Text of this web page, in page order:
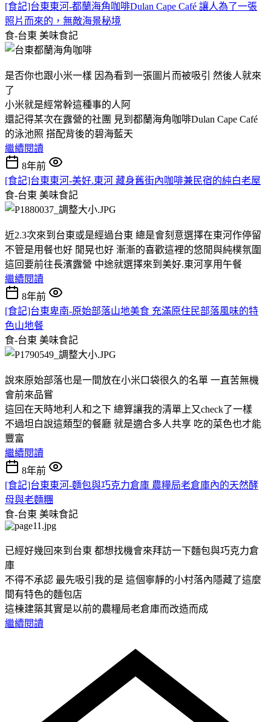
[食記]台東東河-都蘭海角咖啡Dulan Cape Café 讓人為了一張
照片而來的，無敵海景秘境
食-台東 美味食記
是否你也跟小米一樣 因為看到一張圖片而被吸引 然後人就來
了
小米就是經常幹這種事的人阿
還記得某次在露營的社團 見到都蘭海角咖啡Dulan Cape Café
的泳池照 搭配背後的碧海藍天
繼續閱讀
8年前
[食記]台東東河-美好.東河 藏身舊街內咖啡兼民宿的純白老屋
食-台東 美味食記
近2.3次來到台東或是經過台東 總是會刻意選擇在東河作停留
不管是用餐也好 閒晃也好 漸漸的喜歡這裡的悠閒與純樸氛圍
這回要前往長濱露營 中途就選擇來到美好.東河享用午餐
繼續閱讀
8年前
[食記]台東卑南-原始部落山地美食 充滿原住民部落風味的特
色山地餐
食-台東 美味食記
說來原始部落也是一間放在小米口袋很久的名單 一直苦無機
會前來品嘗
這回在天時地利人和之下 總算讓我的清單上又check了一樣
不過坦白說這類型的餐廳 就是適合多人共享 吃的菜色也才能
豐富
繼續閱讀
8年前
[食記]台東東河-麵包與巧克力倉庫 農糧局老倉庫內的天然酵
母與老麵糰
食-台東 美味食記
已經好幾回來到台東 都想找機會來拜訪一下麵包與巧克力倉
庫
不得不承認 最先吸引我的是 這個寧靜的小村落內隱藏了這麼
間有特色的麵包店
這棟建築其實是以前的農糧局老倉庫而改造而成
繼續閱讀